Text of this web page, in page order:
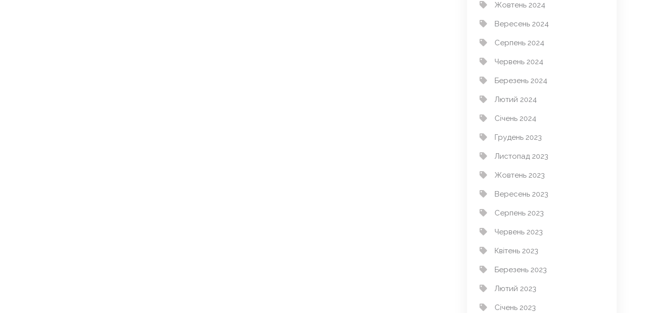
Жовтень 2024
Вересень 2024
Серпень 2024
Червень 2024
Березень 2024
Лютий 2024
Січень 2024
Грудень 2023
Листопад 2023
Жовтень 2023
Вересень 2023
Серпень 2023
Червень 2023
Квітень 2023
Березень 2023
Лютий 2023
Січень 2023